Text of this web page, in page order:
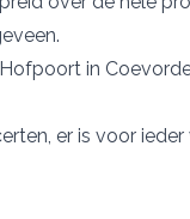
in
er is voor ieder